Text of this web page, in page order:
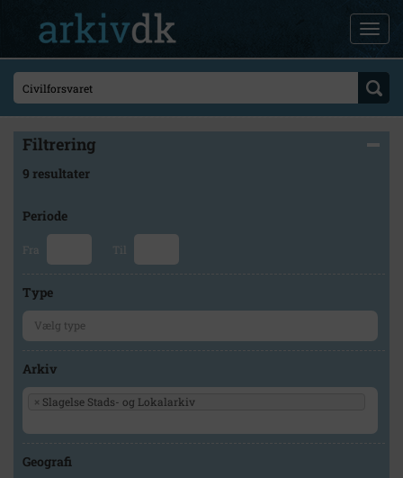
Filtrering
9 resultater
Periode
Fra Til
Type
Arkiv
× Slagelse Stads- og Lokalarkiv
Geografi